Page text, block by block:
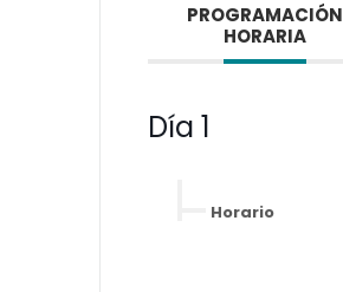
PROGRAMACIÓN
HORARIA
Día 1
Horario